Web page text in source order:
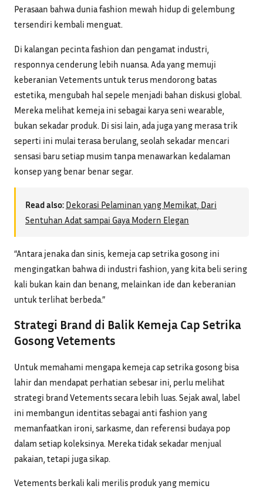
Perasaan bahwa dunia fashion mewah hidup di gelembung
tersendiri kembali menguat.
Di kalangan pecinta fashion dan pengamat industri,
responnya cenderung lebih nuansa. Ada yang memuji
keberanian Vetements untuk terus mendorong batas
estetika, mengubah hal sepele menjadi bahan diskusi global.
Mereka melihat kemeja ini sebagai karya seni wearable,
bukan sekadar produk. Di sisi lain, ada juga yang merasa trik
seperti ini mulai terasa berulang, seolah sekadar mencari
sensasi baru setiap musim tanpa menawarkan kedalaman
konsep yang benar benar segar.
Read also: Dekorasi Pelaminan yang Memikat, Dari
Sentuhan Adat sampai Gaya Modern Elegan
“Antara jenaka dan sinis, kemeja cap setrika gosong ini
mengingatkan bahwa di industri fashion, yang kita beli sering
kali bukan kain dan benang, melainkan ide dan keberanian
untuk terlihat berbeda.”
Strategi Brand di Balik Kemeja Cap Setrika
Gosong Vetements
Untuk memahami mengapa kemeja cap setrika gosong bisa
lahir dan mendapat perhatian sebesar ini, perlu melihat
strategi brand Vetements secara lebih luas. Sejak awal, label
ini membangun identitas sebagai anti fashion yang
memanfaatkan ironi, sarkasme, dan referensi budaya pop
dalam setiap koleksinya. Mereka tidak sekadar menjual
pakaian, tetapi juga sikap.
Vetements berkali kali merilis produk yang memicu